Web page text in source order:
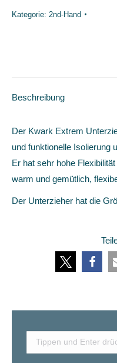
Kategorie: 2nd-Hand
Beschreibung
Der Kwark Extrem
und funktionelle Isolierung
Er hat sehr hohe
warm und gemütlich,
Der Unterzieher hat die
Search: